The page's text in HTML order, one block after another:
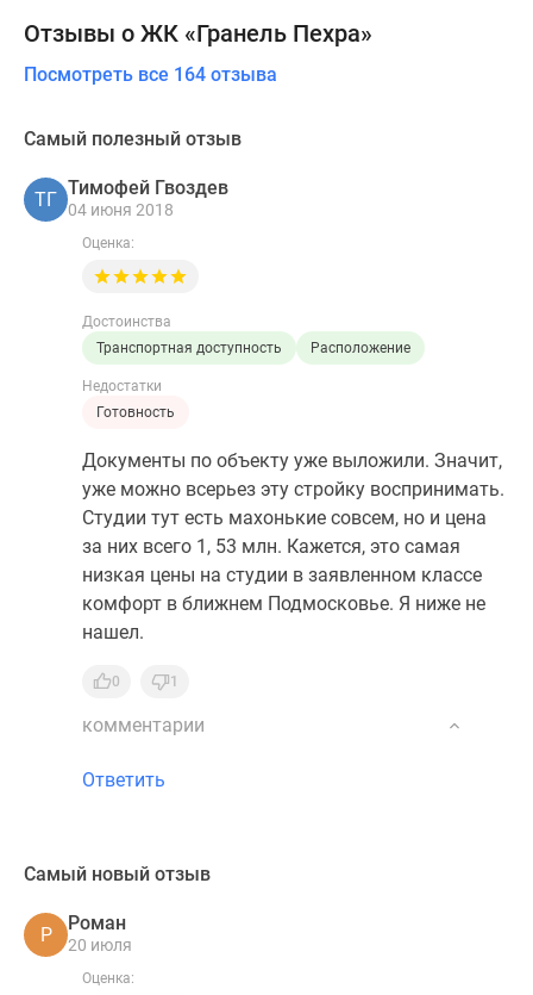
Отзывы о ЖК «Гранель Пехра»
Посмотреть все 164 отзыва
Самый полезный отзыв
ТГ
Тимофей Гвоздев
04 июня 2018
Оценка:
Достоинства
Транспортная доступность
Расположение
Недостатки
Готовность
Документы по объекту уже выложили. Значит,
уже можно всерьез эту стройку воспринимать.
Студии тут есть махонькие совсем, но и цена
за них всего 1, 53 млн. Кажется, это самая
низкая цены на студии в заявленном классе
комфорт в ближнем Подмосковье. Я ниже не
нашел.
0 1
комментарии
Ответить
Самый новый отзыв
Р
Роман
20 июля
Оценка: